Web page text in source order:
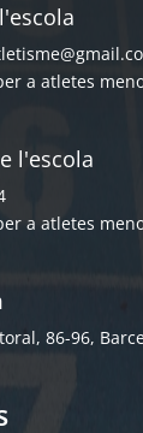
a atletes
l'escola
a atletes
86-96,